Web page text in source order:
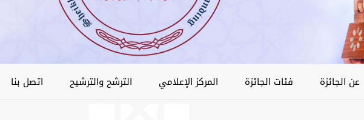
عن الجائزة فئات الجائزة المركز الإعلامي الترشح والترشيح اتصل بنا